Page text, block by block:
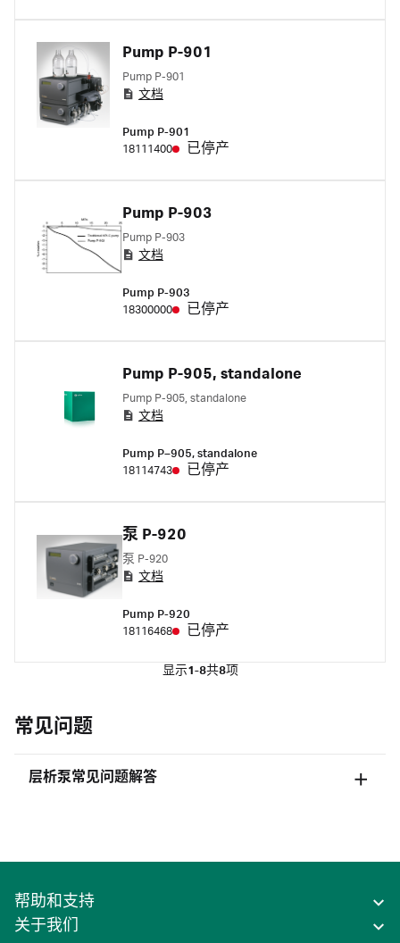
Pump P-901
Pump P-901
文档
Pump P-901
18111400
已停产
Pump P-903
Pump P-903
文档
Pump P-903
18300000
已停产
Pump P-905, standalone
Pump P-905, standalone
文档
Pump P–905, standalone
18114743
已停产
泵 P-920
泵 P-920
文档
Pump P-920
18116468
已停产
显示1-8共8项
常见问题
层析泵常见问题解答
帮助和支持
关于我们